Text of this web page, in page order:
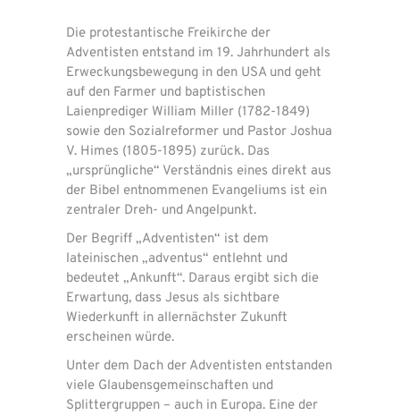
Die protestantische Freikirche der
Adventisten entstand im 19. Jahrhundert als
Erweckungsbewegung in den USA und geht
auf den Farmer und baptistischen
Laienprediger William Miller (1782-1849)
sowie den Sozialreformer und Pastor Joshua
V. Himes (1805-1895) zurück. Das
„ursprüngliche“ Verständnis eines direkt aus
der Bibel entnommenen Evangeliums ist ein
zentraler Dreh- und Angelpunkt.
Der Begriff „Adventisten“ ist dem
lateinischen „adventus“ entlehnt und
bedeutet „Ankunft“. Daraus ergibt sich die
Erwartung, dass Jesus als sichtbare
Wiederkunft in allernächster Zukunft
erscheinen würde.
Unter dem Dach der Adventisten entstanden
viele Glaubensgemeinschaften und
Splittergruppen – auch in Europa. Eine der